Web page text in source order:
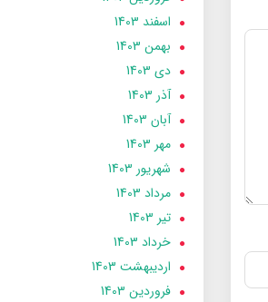
اسفند 1403
بهمن 1403
دی 1403
آذر 1403
آبان 1403
مهر 1403
شهریور 1403
مرداد 1403
تير 1403
خرداد 1403
ارديبهشت 1403
فروردین 1403